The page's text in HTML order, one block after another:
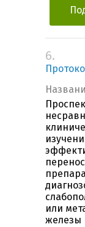
6.
или
железы